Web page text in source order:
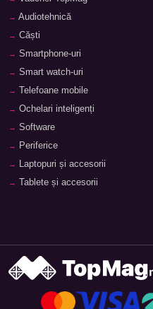
Audiotehnică
Căști
Smartphone-uri
Smart watch-uri
Telefoane mobile
Ochelari inteligenți
Software
Periferice
Laptopuri și accesorii
Tablete și accesorii